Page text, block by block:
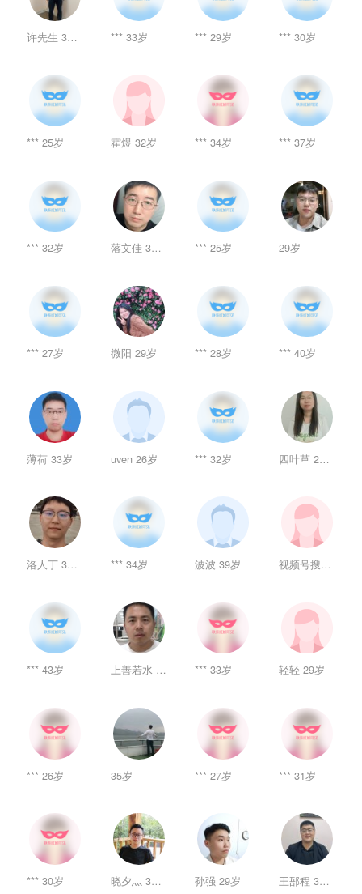
许先生 39岁 *** 33岁 *** 29岁 *** 30岁
*** 25岁 霍煜 32岁 *** 34岁 *** 37岁
*** 32岁 落文佳 35岁 *** 25岁 29岁
*** 27岁 微阳 29岁 *** 28岁 *** 40岁
薄荷 33岁 uven 26岁 *** 32岁 四叶草 29岁
洛人丁 30岁 *** 34岁 波波 39岁 视频号搜索不到 28岁
*** 43岁 上善若水 38岁 *** 33岁 轻轻 29岁
*** 26岁 35岁 *** 27岁 *** 31岁
*** 30岁 晓夕灬 36岁 孙强 29岁 王郚程 31岁